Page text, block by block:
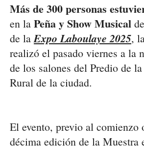
Más de 300 personas
en la Peña y Show Musical
de laExpo Laboulaye 2025,
realizó el pasado viernes a la
de los salones del Predio de
Rural de la ciudad.
El evento, previo al comienzo
décima edición de la Muestra